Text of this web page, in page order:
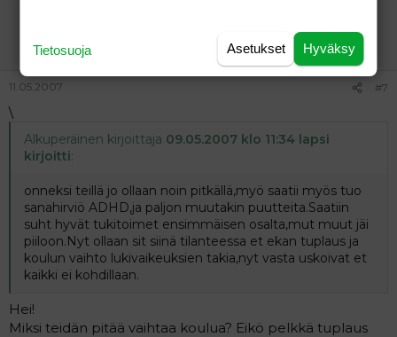
11.05.2007 #7
\
Alkuperäinen kirjoittaja 09.05.2007 klo 11:34 lapsi
kirjoitti:
onneksi teillä jo ollaan noin pitkällä,myö saatii myös tuo
sanahirviö ADHD,ja paljon muutakin puutteita.Saatiin
suht hyvät tukitoimet ensimmäisen osalta,mut muut jäi
piiloon.Nyt ollaan sit siinä tilanteessa et ekan tuplaus ja
koulun vaihto lukivaikeuksien takia,nyt vasta uskoivat et
kaikki ei kohdillaan.
Hei!
Miksi teidän pitää vaihtaa koulua? Eikö pelkkä tuplaus
Hyväksy
Asetukset
Tietosuoja